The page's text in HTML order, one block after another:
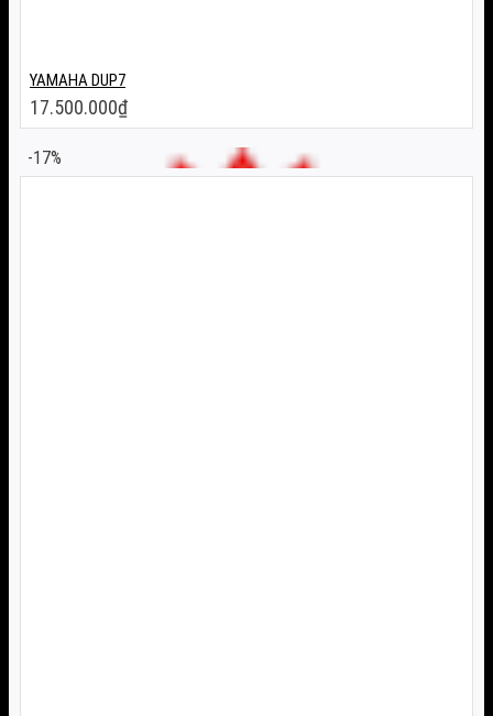
YAMAHA DUP7
17.500.000₫
-17%